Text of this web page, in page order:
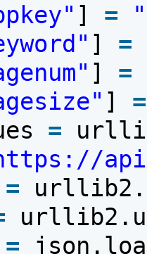
] =
] =
] =
] =
=
=
=